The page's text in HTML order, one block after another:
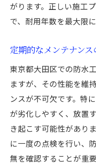
耐用年数を
プロが教える東京
プロが選ぶ
施工現場での
成功事例から
地域に根ざし
成功を保証す
がります。正しい施工
で、耐用年数を最大限
定期的なメンテナンス
東京都大田区での防水
ますが、その性能を維
ンスが不可欠です。特
が劣化しやすく、放置
き起こす可能性があり
に一度の点検を行い、
無を確認することが重